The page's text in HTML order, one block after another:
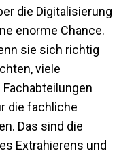
die Digitalisierung
enorme Chance.
sie sich richtig
viele
die fachliche
Das sind die
Extrahierens und